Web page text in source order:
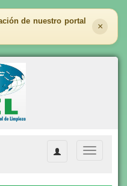
de nuestro portal
×
Toggle